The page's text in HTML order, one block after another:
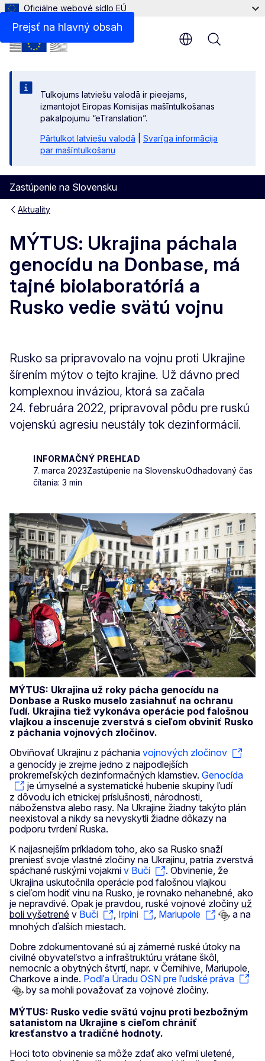
Prejsť na hlavný obsah
Oficiálne webové sídlo EÚ
Tulkojums latviešu valodā ir pieejams,
izmantojot Eiropas Komisijas mašīntulkošanas
pakalpojumu “eTranslation”.
Pārtulkot latviešu valodā
Svarīga informācija
par mašīntulkošanu
Zastúpenie na Slovensku
Menu
Aktuality
MÝTUS: Ukrajina páchala
genocídu na Donbase, má
tajné biolaboratóriá a
Rusko vedie svätú vojnu
Rusko sa pripravovalo na vojnu proti Ukrajine
šírením mýtov o tejto krajine. Už dávno pred
komplexnou inváziou, ktorá sa začala
24. februára 2022, pripravoval pôdu pre ruskú
vojenskú agresiu neustály tok dezinformácií.
INFORMAČNÝ PREHĽAD
7. marca 2023Zastúpenie na SlovenskuOdhadovaný čas
čítania: 3 min
MÝTUS: Ukrajina už roky pácha genocídu na
Donbase a Rusko muselo zasiahnuť na ochranu
ľudí. Ukrajina tiež vykonáva operácie pod falošnou
vlajkou a inscenuje zverstvá s cieľom obviniť Rusko
z páchania vojnových zločinov.
Obviňovať Ukrajinu z páchania vojnových zločinov
a genocídy je zrejme jedno z najpodlejších
prokremeľských dezinformačných klamstiev. Genocída
je úmyselné a systematické hubenie skupiny ľudí
z dôvodu ich etnickej príslušnosti, národnosti,
náboženstva alebo rasy. Na Ukrajine žiadny takýto plán
neexistoval a nikdy sa nevyskytli žiadne dôkazy na
podporu tvrdení Ruska.
K najjasnejším príkladom toho, ako sa Rusko snaží
preniesť svoje vlastné zločiny na Ukrajinu, patria zverstvá
spáchané ruskými vojakmi v Buči
. Obvinenie, že
Ukrajina uskutočnila operácie pod falošnou vlajkou
s cieľom hodiť vinu na Rusko, je rovnako nehanebné, ako
je nepravdivé. Opak je pravdou, ruské vojnové zločiny už
boli vyšetrené v Buči Irpini Mariupole
a na
mnohých ďalších miestach.
Dobre zdokumentované sú aj zámerné ruské útoky na
civilné obyvateľstvo a infraštruktúru vrátane škôl,
nemocníc a obytných štvrtí, napr. v Černihive, Mariupole,
Charkove a inde. Podľa Úradu OSN pre ľudské práva
by sa mohli považovať za vojnové zločiny.
MÝTUS: Rusko vedie svätú vojnu proti bezbožným
satanistom na Ukrajine s cieľom chrániť
kresťanstvo a tradičné hodnoty.
Hoci toto obvinenie sa môže zdať ako veľmi uletené,